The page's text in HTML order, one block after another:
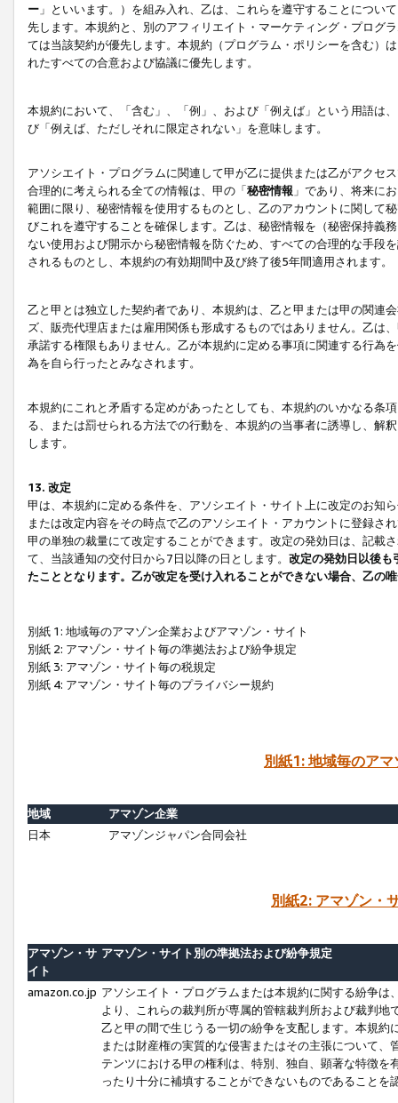
ー 」といいます。）を組み入れ、乙は、これらを遵守することにつ
先します。本規約と、別のアフィリエイト・マーケティング・プログ
ては当該契約が優先します。本規約（プログラム・ポリシーを含む）
れたすべての合意および協議に優先します。
本規約において、「含む」、「例」、および「例えば」という用語は
び「例えば、ただしそれに限定されない」を意味します。
アソシエイト・プログラムに関連して甲が乙に提供または乙がアクセ
合理的に考えられる全ての情報は、甲の「秘密情報 」であり、将来に
範囲に限り、秘密情報を使用するものとし、乙のアカウントに関して
びこれを遵守することを確保します。乙は、秘密情報を（秘密保持義
ない使用および開示から秘密情報を防ぐため、すべての合理的な手段
されるものとし、本規約の有効期間中及び終了後5年間適用されます。
乙と甲とは独立した契約者であり、本規約は、乙と甲または甲の関連
ズ、販売代理店または雇用関係も形成するものではありません。乙は
承諾する権限もありません。乙が本規約に定める事項に関連する行為
為を自ら行ったとみなされます。
本規約にこれと矛盾する定めがあったとしても、本規約のいかなる条
る、または罰せられる方法での行動を、本規約の当事者に誘導し、解
します。
13. 改定
甲は、本規約に定める条件を、アソシエイト・サイト上に改定のお知
または改定内容をその時点で乙のアソシエイト・アカウントに登録さ
甲の単独の裁量にて改定することができます。改定の発効日は、記載
て、当該通知の交付日から7日以降の日とします。 改定の発効日以後も
たこととなります。乙が改定を受け入れることができない場合、乙の
別紙 1: 地域毎のアマゾン企業およびアマゾン・サイト
別紙 2: アマゾン・サイト毎の準拠法および紛争規定
別紙 3: アマゾン・サイト毎の税規定
別紙 4: アマゾン・サイト毎のプライバシー規約
別紙1: 地域毎のア
地域
アマゾン企業
日本
アマゾンジャパン合同会社
別紙2: アマゾン・
アマゾン・サ
イト
アマゾン・サイト別の準拠法および紛争規定
amazon.co.jp アソシエイト・プログラムまたは本規約に関する紛争
より、これらの裁判所が専属的管轄裁判所および裁判
乙と甲の間で生じうる一切の紛争を支配します。本規
または財産権の実質的な侵害またはその主張について
テンツにおける甲の権利は、特別、独自、顕著な特徴
ったり十分に補填することができないものであることを